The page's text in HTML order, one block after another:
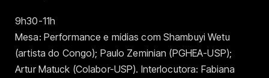
9h30-11h
Mesa: Performance e mídias com Shambuyi Wetu
(artista do Congo); Paulo Zeminian (PGHEA-USP);
Artur Matuck (Colabor-USP). Interlocutora: Fabiana